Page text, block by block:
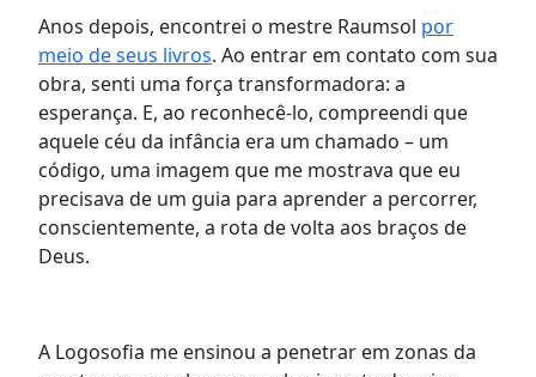
Anos depois, encontrei o mestre Raumsol por
meio de seus livros. Ao entrar em contato com sua
obra, senti uma força transformadora: a
esperança. E, ao reconhecê-lo, compreendi que
aquele céu da infância era um chamado – um
código, uma imagem que me mostrava que eu
precisava de um guia para aprender a percorrer,
conscientemente, a rota de volta aos braços de
Deus.
A Logosofia me ensinou a penetrar em zonas da